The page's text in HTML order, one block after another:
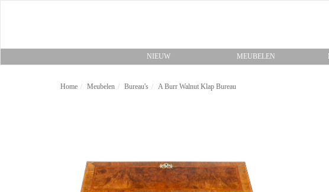
NIEUW MEUBELEN
Home Meubelen Bureau's A Burr Walnut Klap Bureau